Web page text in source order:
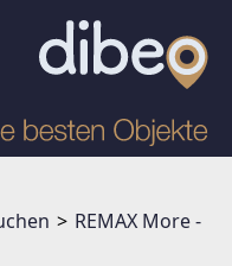
REMAX More -